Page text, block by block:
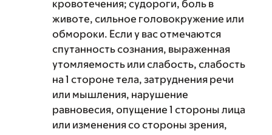
кровотечения; судороги, боль в
животе, сильное головокружение или
обмороки. Если у вас отмечаются
спутанность сознания, выраженная
утомляемость или слабость, слабость
на 1 стороне тела, затруднения речи
или мышления, нарушение
равновесия, опущение 1 стороны лица
или изменения со стороны зрения,